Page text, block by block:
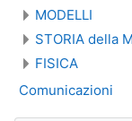
MODELLI
STORIA della
FISICA
Comunicazioni